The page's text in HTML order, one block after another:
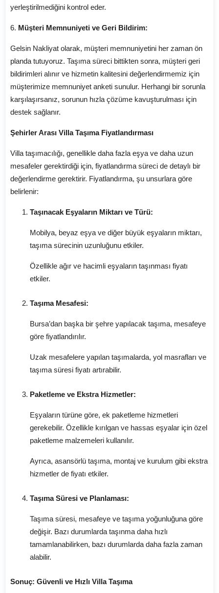
yerleştirilmediğini kontrol eder.
6. Müşteri Memnuniyeti ve Geri Bildirim:
Gelsin Nakliyat olarak, müşteri memnuniyetini her zaman ön
planda tutuyoruz. Taşıma süreci bittikten sonra, müşteri geri
bildirimleri alınır ve hizmetin kalitesini değerlendirmemiz için
müşterimize memnuniyet anketi sunulur. Herhangi bir sorunla
karşılaşırsanız, sorunun hızla çözüme kavuşturulması için
destek sağlanır.
Şehirler Arası Villa Taşıma Fiyatlandırması
Villa taşımacılığı, genellikle daha fazla eşya ve daha uzun
mesafeler gerektirdiği için, fiyatlandırma süreci de detaylı bir
değerlendirme gerektirir. Fiyatlandırma, şu unsurlara göre
belirlenir:
Taşınacak Eşyaların Miktarı ve Türü:
Mobilya, beyaz eşya ve diğer büyük eşyaların miktarı,
taşıma sürecinin uzunluğunu etkiler.
Özellikle ağır ve hacimli eşyaların taşınması fiyatı
etkiler.
Taşıma Mesafesi:
Bursa’dan başka bir şehre yapılacak taşıma, mesafeye
göre fiyatlandırılır.
Uzak mesafelere yapılan taşımalarda, yol masrafları ve
taşıma süresi fiyatı artırabilir.
Paketleme ve Ekstra Hizmetler:
Eşyaların türüne göre, ek paketleme hizmetleri
gerekebilir. Özellikle kırılgan ve hassas eşyalar için özel
paketleme malzemeleri kullanılır.
Ayrıca, asansörlü taşıma, montaj ve kurulum gibi ekstra
hizmetler de fiyatı etkiler.
Taşıma Süresi ve Planlaması:
Taşıma süresi, mesafeye ve taşıma yoğunluğuna göre
değişir. Bazı durumlarda taşınma daha hızlı
tamamlanabilirken, bazı durumlarda daha fazla zaman
alabilir.
Sonuç: Güvenli ve Hızlı Villa Taşıma